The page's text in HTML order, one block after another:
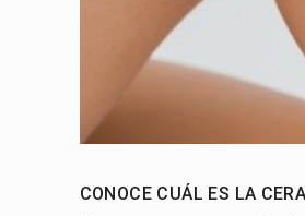
CONOCE CUÁL ES LA